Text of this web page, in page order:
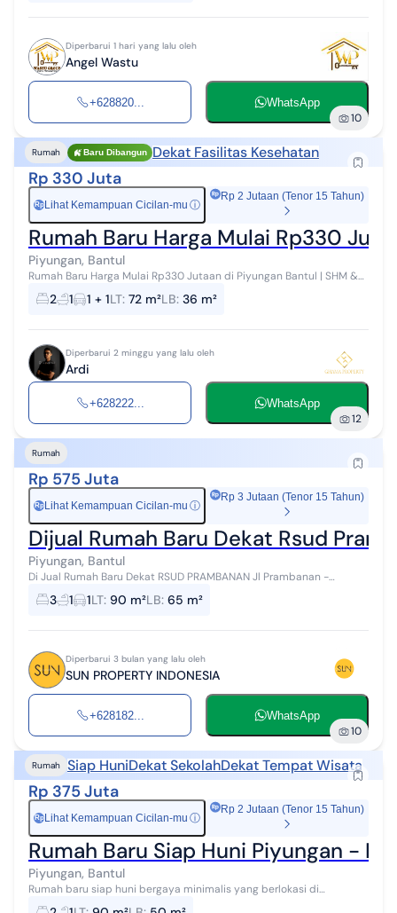
Diperbarui 1 hari yang lalu oleh
Angel Wastu
+628820... WhatsApp
10
Rumah Baru Dibangun Dekat Fasilitas Kesehatan
Rp 330 Juta
Rp Lihat Kemampuan Cicilan-mu ⓘ
Rp 2 Jutaan (Tenor 15 Tahun)
Rumah Baru Harga Mulai Rp330
Piyungan, Bantul
Rumah Baru Harga Mulai Rp330 Jutaan di Piyungan Bantul | SHM &
PBG | Dekat Kidsfun Hunian Nyaman dengan Harga Terjangkau di
Sitimulyo, Piyungan, B...
2 1 1 + 1LT: 72 m²LB: 36 m²
Diperbarui 2 minggu yang lalu oleh
Ardi
+628222... WhatsApp
12
Rumah
Rp 575 Juta
Rp Lihat Kemampuan Cicilan-mu ⓘ
Rp 3 Jutaan (Tenor 15 Tahun)
Dijual Rumah Baru Dekat Rsud
Piyungan, Bantul
Di Jual Rumah Baru Dekat RSUD PRAMBANAN Jl Prambanan -
Piyungan Madurejo Prambanan Sleman,Daerah Istimewa Yogyakarta
Spesifikasi : Type 65 * Luas ...
3 1 1LT: 90 m²LB: 65 m²
Diperbarui 3 bulan yang lalu oleh
SUN PROPERTY INDONESIA
+628182... WhatsApp
10
Rumah Siap HuniDekat SekolahDekat Tempat Wisata
Rp 375 Juta
Rp Lihat Kemampuan Cicilan-mu ⓘ
Rp 2 Jutaan (Tenor 15 Tahun)
Rumah Baru Siap Huni Piyungan -
Piyungan, Bantul
Rumah baru siap huni bergaya minimalis yang berlokasi di
Srimartani, Piyungan, Bantul. Berada di kawasan strategis dengan